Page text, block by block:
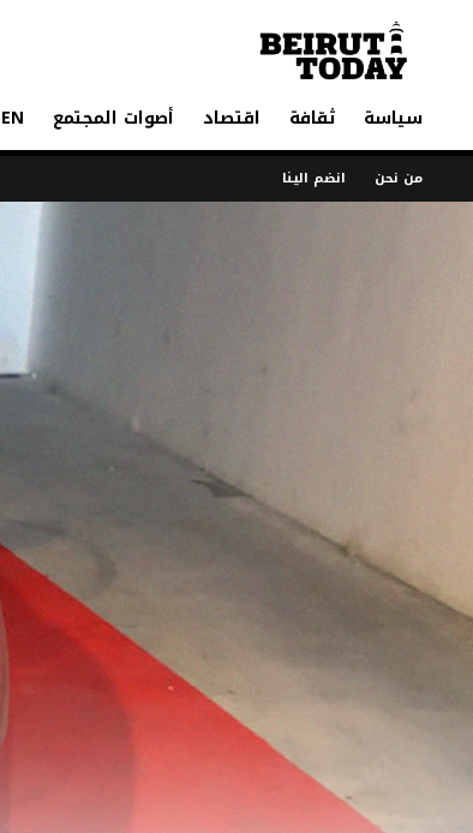
سياسة ثقافة اقتصاد أصوات المجتمع EN
من نحن انضم الينا